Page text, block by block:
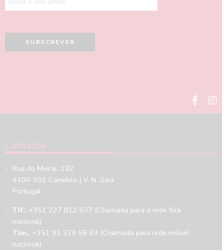
Contatos
Rua do Meiral, 192
4400-501 Canidelo | V. N. Gaia
Portugal
Tlf.: +351 227 812 637 (Chamada para a rede fixa
nacional)
Tlm.: +351 93 328 58 83 (Chamada para rede móvel
nacional)